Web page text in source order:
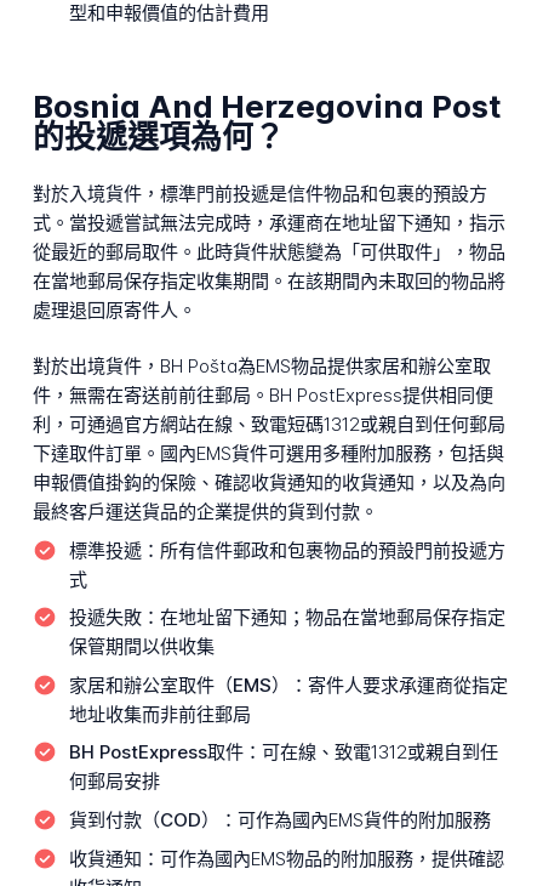
型和申報價值的估計費用
Bosnia And Herzegovina Post
的投遞選項為何？
對於入境貨件，標準門前投遞是信件物品和包裹的預設方
式。當投遞嘗試無法完成時，承運商在地址留下通知，指示
從最近的郵局取件。此時貨件狀態變為「可供取件」，物品
在當地郵局保存指定收集期間。在該期間內未取回的物品將
處理退回原寄件人。
對於出境貨件，BH Pošta為EMS物品提供家居和辦公室取
件，無需在寄送前前往郵局。BH PostExpress提供相同便
利，可通過官方網站在線、致電短碼1312或親自到任何郵局
下達取件訂單。國內EMS貨件可選用多種附加服務，包括與
申報價值掛鈎的保險、確認收貨通知的收貨通知，以及為向
最終客戶運送貨品的企業提供的貨到付款。
標準投遞： 所有信件郵政和包裹物品的預設門前投遞方
式
投遞失敗： 在地址留下通知；物品在當地郵局保存指定
保管期間以供收集
家居和辦公室取件（EMS）： 寄件人要求承運商從指定
地址收集而非前往郵局
BH PostExpress取件： 可在線、致電1312或親自到任
何郵局安排
貨到付款（COD）： 可作為國內EMS貨件的附加服務
收貨通知： 可作為國內EMS物品的附加服務，提供確認